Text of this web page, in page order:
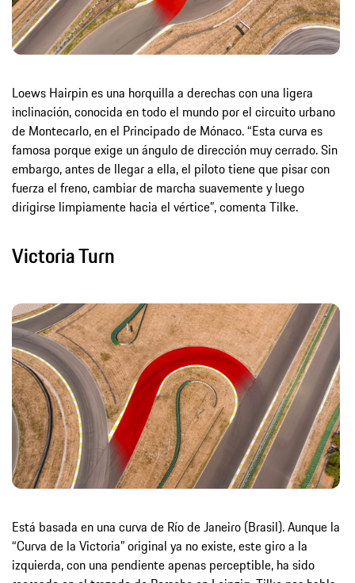
Loews Hairpin es una horquilla a derechas con una ligera
inclinación, conocida en todo el mundo por el circuito urbano
de Montecarlo, en el Principado de Mónaco. “Esta curva es
famosa porque exige un ángulo de dirección muy cerrado. Sin
embargo, antes de llegar a ella, el piloto tiene que pisar con
fuerza el freno, cambiar de marcha suavemente y luego
dirigirse limpiamente hacia el vértice”, comenta Tilke.
Victoria Turn
Está basada en una curva de Río de Janeiro (Brasil). Aunque la
“Curva de la Victoria” original ya no existe, este giro a la
izquierda, con una pendiente apenas perceptible, ha sido